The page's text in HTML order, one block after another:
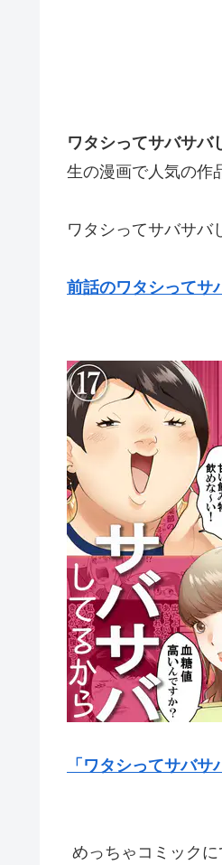
ワタシってサバサバ
生の漫画で人気の作
ワタシってサバサバ
前話のワタシってサ
「ワタシってサバ
めっちゃコミックに